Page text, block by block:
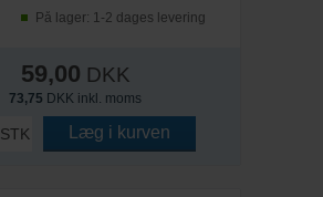
På lager: 1-2 dages levering
59,00 DKK
73,75 DKK inkl. moms
STK Læg i kurven